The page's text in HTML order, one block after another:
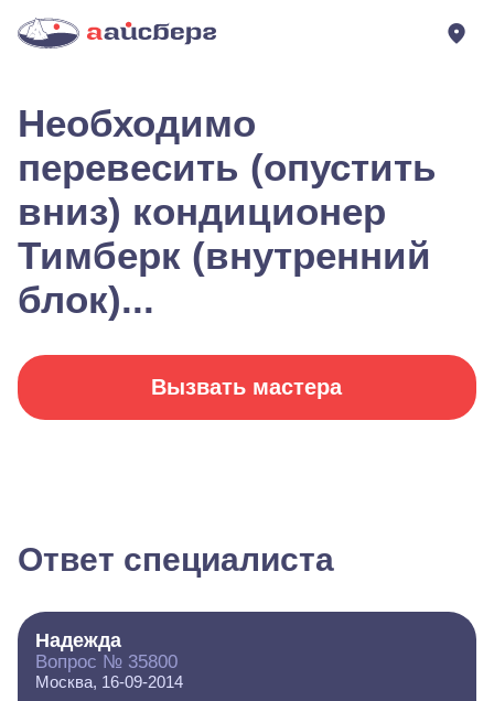
Необходимо
перевесить (опустить
вниз) кондиционер
Тимберк (внутренний
блок)...
Вызвать мастера
Ответ специалиста
Надежда
Вопрос № 35800
Москва, 16-09-2014